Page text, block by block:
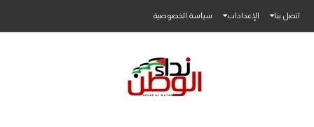
اتصل بنا الإعدادات سياسة الخصوصية